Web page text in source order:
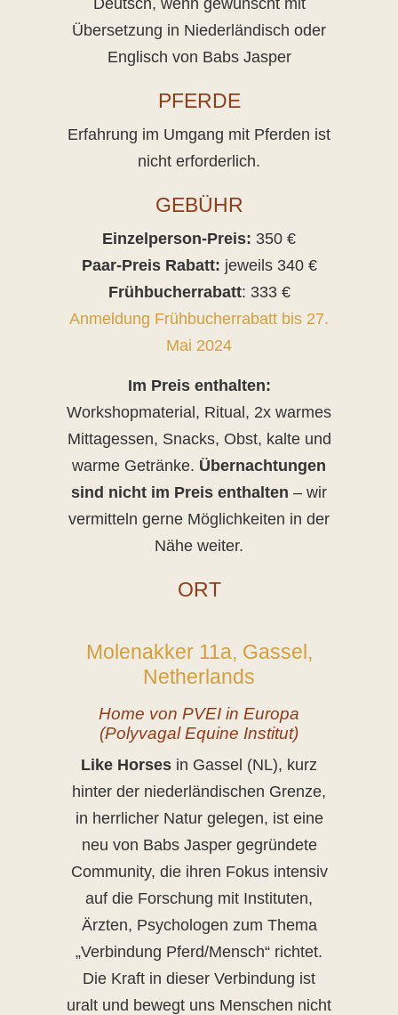
Deutsch, wenn gewünscht mit
Übersetzung in Niederländisch oder
Englisch von Babs Jasper
PFERDE
Erfahrung im Umgang mit Pferden ist
nicht erforderlich.
GEBÜHR
Einzelperson-Preis: 350 €
Paar-Preis Rabatt: jeweils 340 €
Frühbucherrabatt: 333 €
Anmeldung Frühbucherrabatt bis 27.
Mai 2024
Im Preis enthalten:
Workshopmaterial, Ritual, 2x warmes
Mittagessen, Snacks, Obst, kalte und
warme Getränke. Übernachtungen
sind nicht im Preis enthalten – wir
vermitteln gerne Möglichkeiten in der
Nähe weiter.
ORT
Molenakker 11a, Gassel,
Netherlands
Home von PVEI in Europa
(Polyvagal Equine Institut)
Like Horses in Gassel (NL), kurz
hinter der niederländischen Grenze,
in herrlicher Natur gelegen, ist eine
neu von Babs Jasper gegründete
Community, die ihren Fokus intensiv
auf die Forschung mit Instituten,
Ärzten, Psychologen zum Thema
„Verbindung Pferd/Mensch“ richtet.
Die Kraft in dieser Verbindung ist
uralt und bewegt uns Menschen nicht